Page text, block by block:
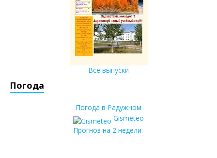
Все выпуски
Погода
Погода в Радужном
Gismeteo
Прогноз на 2 недели